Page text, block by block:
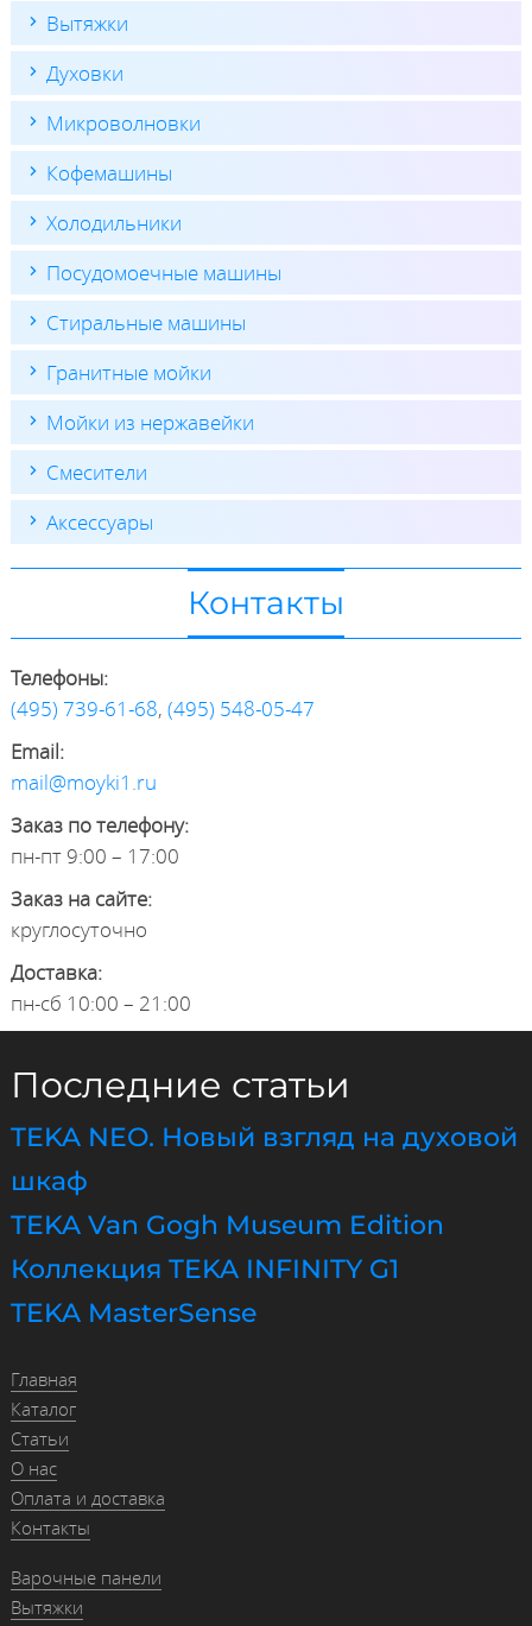
Вытяжки
Духовки
Микроволновки
Кофемашины
Холодильники
Посудомоечные машины
Стиральные машины
Гранитные мойки
Мойки из нержавейки
Смесители
Аксессуары
Контакты
Телефоны:
(495) 739-61-68, (495) 548-05-47
Email:
mail@moyki1.ru
Заказ по телефону:
пн-пт 9:00 – 17:00
Заказ на сайте:
круглосуточно
Доставка:
пн-сб 10:00 – 21:00
Последние статьи
TEKA NEO. Новый взгляд на духовой
шкаф
TEKA Van Gogh Museum Edition
Коллекция TEKA INFINITY G1
TEKA MasterSense
Главная
Каталог
Статьи
О нас
Оплата и доставка
Контакты
Варочные панели
Вытяжки